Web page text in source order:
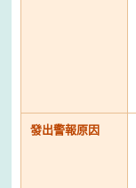
發出警報原因